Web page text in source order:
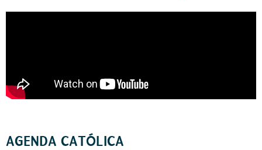
AGENDA CATÓLICA